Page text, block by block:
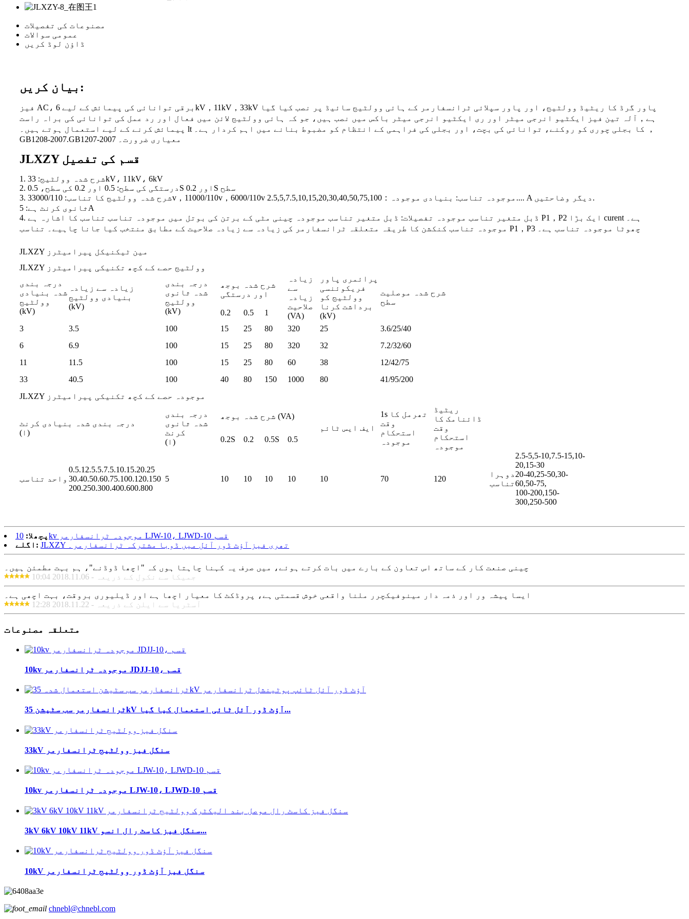
مصنوعات کی تفصیلات
عمومی سوالات
ڈاؤن لوڈ کریں
بیان کریں:
فیز AC، برقی توانائی کی پیمائش کے لیے 6kV，11kV，33kV پاور گرڈ کا ریٹیڈ وولٹیج، اور پاور سپلائی ٹرانسفارمر کے ہائی وولٹیج سائیڈ پر نصب کیا گیا
ہے，آلہ تین فیز ایکٹیو انرجی میٹر اور ری ایکٹیو انرجی میٹر باکس میں نصب ہیں، جو کہ ہائی وولٹیج لائن میں فعال اور رد عمل کی توانائی کی براہ راست
پیمائش کرنے کے لیے استعمال ہوتے ہیں۔ lt کا بجلی چوری کو روکنے، توانائی کی بچت، اور بجلی کی فراہمی کے انتظام کو مضبوط بنانے میں اہم کردار ہے۔ ，
GB1208-2007.GB1207-2007 معیاری ضرورت۔
JLXZY قسم کی تفصیل
1. شرح شدہ وولٹیج: 33kV، 11kV، 6kV
2. درستگی کی سطح: 0.5 اور 0.2 کی سطح، 0.5S اور 0.2S سطح
3. شرح شدہ وولٹیج کا تناسب: 33000/110v，11000/110v，6000/110v موجودہ تناسب: بنیادی موجودہ：2.5,5,7.5,10,15,20,30,40,50,75,100.... A دیگر وضاحتیں.
ثانوی کرنٹ ہے: 5A
4. ڈبل متغیر تناسب موجودہ تفصیلات: ڈبل متغیر تناسب موجودہ چینی مٹی کے برتن کی بوتل میں موجودہ تناسب تناسب کا اشارہ ہے P1，P2 ایک بڑا curent ہے۔
موجودہ تناسب کنکشن کا طریقہ متعلقہ ٹرانسفارمر کی زیادہ سے زیادہ صلاحیت کے مطابق منتخب کیا جانا چاہیے۔ تناسب P1，P3 چھوٹا موجودہ تناسب ہے۔
JLXZY مین ٹیکنیکل پیرامیٹرز
JLXZY وولٹیج حصے کے کچھ تکنیکی پیرامیٹرز
درجہ بندی
شدہ بنیادی
وولٹیج
(kV)
زیادہ سے زیادہ
بنیادی وولٹیج
(kV)
درجہ بندی
شدہ ثانوی
وولٹیج
(kV)
شرح شدہ بوجھ
اور درستگی
زیادہ
سے
زیادہ
صلاحیت
(VA)
پرائمری پاور
فریکوئنسی
وولٹیج کو
برداشت کرنا
(kV)
شرح شدہ موصلیت
سطح
0.2
0.5
1
3
3.5 100 15 25 80 320 25
3.6/25/40
6
6.9 100 15 25 80 320 32
7.2/32/60
11
11.5 100 15 25 80 60 38
12/42/75
33
40.5 100 40 80 150 1000 80
41/95/200
JLXZY موجودہ حصے کے کچھ تکنیکی پیرامیٹرز
درجہ بندی شدہ بنیادی کرنٹ
(ا)
درجہ بندی
شدہ ثانوی
کرنٹ
(ا)
شرح شدہ بوجھ (VA)
ایف ایس ٹائم
1s تھرمل کا
وقت
استحکام
موجودہ
ریٹیڈ
ڈائنامک کا
وقت
استحکام
موجودہ
0.2S 0.2 0.5S 0.5
واحد تناسب
0.5.12.5.5.7.5.10.15.20.25
30.40.50.60.75.100.120.150
200.250.300.400.600.800
5 10 10 10 10 10 70 120
دوہرا
تناسب
2.5-5,5-10,7.5-15,10-
20,15-30
20-40,25-50,30-
60,50-75,
100-200,150-
300,250-500
پچھلا:
10kv موجودہ ٹرانسفارمر LJW-10، LJWD-10 قسم
اگلے:
JLXZY تھری فیز آؤٹ ڈور آئل میں ڈوبا مشترکہ ٹرانسفارمر۔
چینی صنعت کار کے ساتھ اس تعاون کے بارے میں بات کرتے ہوئے، میں صرف یہ کہنا چاہتا ہوں کہ "اچھا ڈوڈنے"، ہم بہت مطمئن ہیں۔
جمیکا سے نکول کے ذریعہ - 2018.11.06 10:04
ایسا پیشہ ور اور ذمہ دار مینوفیکچرر ملنا واقعی خوش قسمتی ہے، پروڈکٹ کا معیار اچھا ہے اور ڈیلیوری بروقت، بہت اچھی ہے۔
آسٹریا سے ایلن کے ذریعہ - 2018.11.22 12:28
متعلقہ مصنوعات
10kv موجودہ ٹرانسفارمر JDJJ-10، قسم
ٹرانسفارمر سب سٹیشن 35kV آؤٹ ڈور آئل ٹائی استعمال کیا گیا...
33kV سنگل فیز وولٹیج ٹرانسفارمر
10kv موجودہ ٹرانسفارمر LJW-10، LJWD-10 قسم
3kV 6kV 10kV 11kV سنگل فیز کاسٹ رال انسو...
10kV سنگل فیز آؤٹ ڈور وولٹیج ٹرانسفارمر
chnebl@chnebl.com